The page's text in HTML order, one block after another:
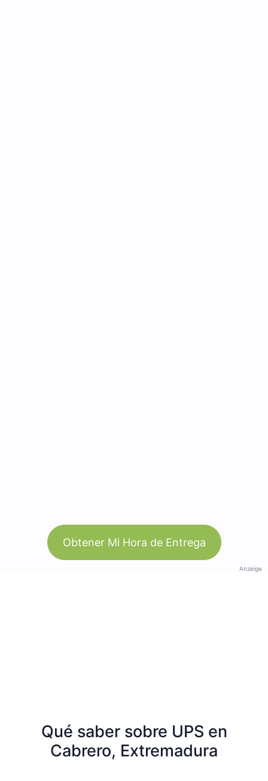
Obtener Mi Hora de Entrega
Anzeige
Qué saber sobre UPS en
Cabrero, Extremadura